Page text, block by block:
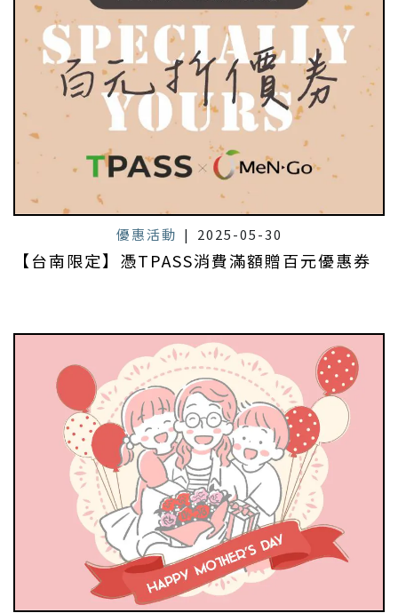
優惠活動 | 2025-05-30
【台南限定】憑TPASS消費滿額贈百元優惠券